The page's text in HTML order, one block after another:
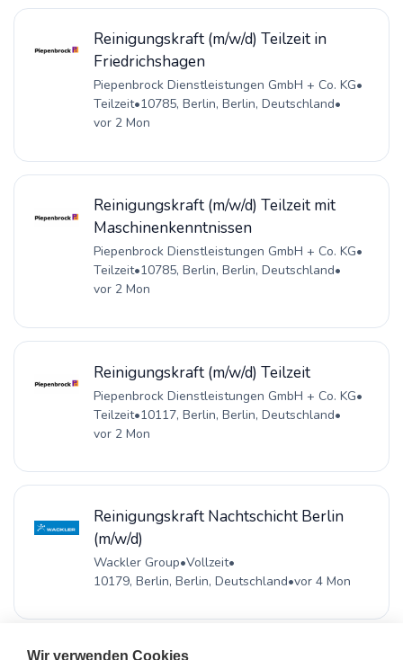
Reinigungskraft (m/w/d) Teilzeit in
Friedrichshagen
Piepenbrock Dienstleistungen GmbH + Co. KG•
Teilzeit•10785, Berlin, Berlin, Deutschland•
vor 2 Mon
Reinigungskraft (m/w/d) Teilzeit mit
Maschinenkenntnissen
Piepenbrock Dienstleistungen GmbH + Co. KG•
Teilzeit•10785, Berlin, Berlin, Deutschland•
vor 2 Mon
Reinigungskraft (m/w/d) Teilzeit
Piepenbrock Dienstleistungen GmbH + Co. KG•
Teilzeit•10117, Berlin, Berlin, Deutschland•
vor 2 Mon
Reinigungskraft Nachtschicht Berlin
(m/w/d)
Wackler Group•Vollzeit•
10179, Berlin, Berlin, Deutschland•vor 4 Mon
Wir verwenden Cookies